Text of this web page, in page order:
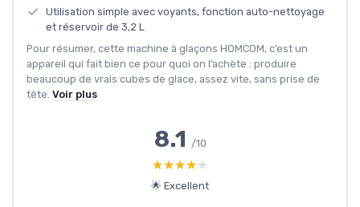
Utilisation simple avec voyants, fonction auto-nettoyage
et réservoir de 3,2 L
Pour résumer, cette machine à glaçons HOMCOM, c’est un
appareil qui fait bien ce pour quoi on l’achète : produire
beaucoup de vrais cubes de glace, assez vite, sans prise de
tête. Voir plus
8.1 /10
★★★★★
★★★★★
🌟 Excellent